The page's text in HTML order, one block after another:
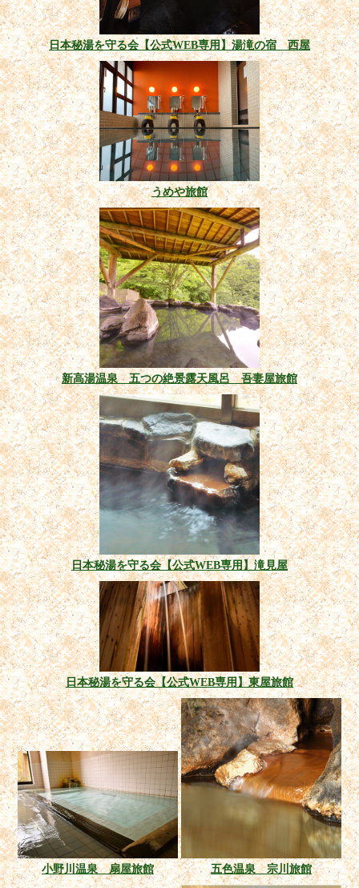
日本秘湯を守る会【公式WEB専用】湯滝の宿 西屋
うめや旅館
新高湯温泉 五つの絶景露天風呂 吾妻屋旅館
日本秘湯を守る会【公式WEB専用】滝見屋
日本秘湯を守る会【公式WEB専用】東屋旅館
小野川温泉 扇屋旅館 五色温泉 宗川旅館